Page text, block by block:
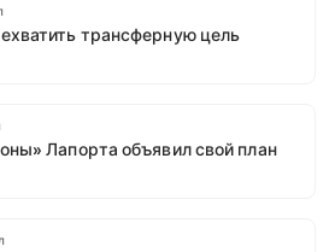
трансферную цель
Лапорта объявил свой план